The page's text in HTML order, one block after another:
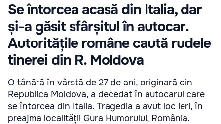
Se întorcea acasă din Italia, dar
și-a găsit sfârșitul în autocar.
Autoritățile române caută rudele
tinerei din R. Moldova
O tânără în vârstă de 27 de ani, originară din
Republica Moldova, a decedat în autocarul care
se întorcea din Italia. Tragedia a avut loc ieri, în
preajma localității Gura Humorului, România.